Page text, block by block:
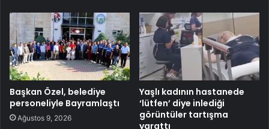
Başkan Özel, belediye
personeliyle Bayramlaştı
Ağustos 9, 2026
Yaşlı kadının hastanede
‘lütfen’ diye inlediği
görüntüler tartışma
yarattı